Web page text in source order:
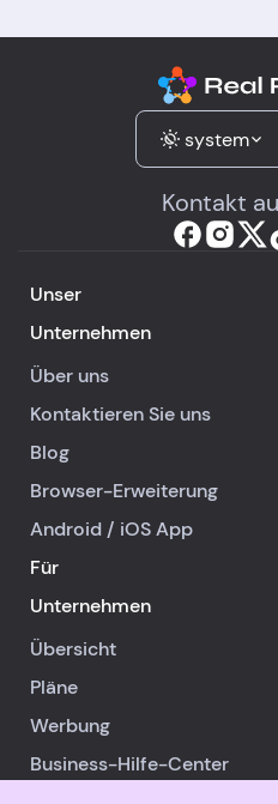
system
Kontakt
Unser
Unternehmen
Über uns
Kontaktieren Sie uns
Blog
Browser-Erweiterung
Android / iOSApp
Für
Unternehmen
Übersicht
Pläne
Werbung
Business-Hilfe-Center